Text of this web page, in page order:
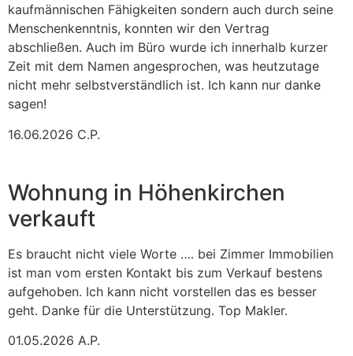
kaufmännischen Fähigkeiten sondern auch durch seine
Menschenkenntnis, konnten wir den Vertrag
abschließen. Auch im Büro wurde ich innerhalb kurzer
Zeit mit dem Namen angesprochen, was heutzutage
nicht mehr selbstverständlich ist. Ich kann nur danke
sagen!
16.06.2026 C.P.
Wohnung in Höhenkirchen
verkauft
Es braucht nicht viele Worte …. bei Zimmer Immobilien
ist man vom ersten Kontakt bis zum Verkauf bestens
aufgehoben. Ich kann nicht vorstellen das es besser
geht. Danke für die Unterstützung. Top Makler.
01.05.2026 A.P.